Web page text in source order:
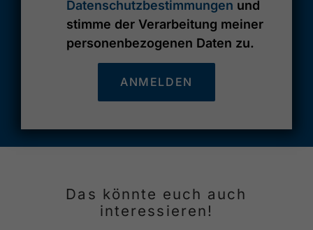
Datenschutzbestimmungen und
stimme der Verarbeitung meiner
personenbezogenen Daten zu.
ANMELDEN
Das könnte euch auch
interessieren!